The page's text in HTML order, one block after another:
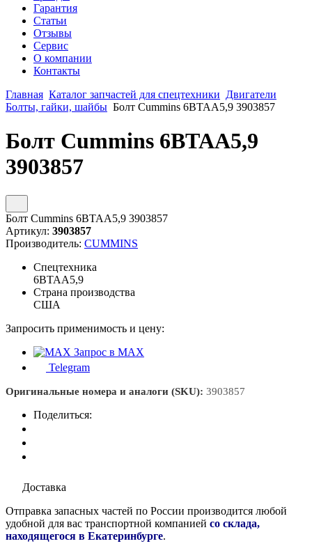
Гарантия
Статьи
Отзывы
Сервис
О компании
Контакты
Главная Каталог запчастей для спецтехники Двигатели
Болты, гайки, шайбы Болт Cummins 6BTAA5,9 3903857
Болт Cummins 6BTAA5,9
3903857
Болт Cummins 6BTAA5,9 3903857
Артикул: 3903857
Производитель: CUMMINS
Спецтехника
6BTAA5,9
Страна производства
США
Запросить применимость и цену:
Запрос в MAX
Telegram
Оригинальные номера и аналоги (SKU): 3903857
Поделиться:
Доставка
Отправка запасных частей по России производится любой
удобной для вас транспортной компанией со склада,
находящегося в Екатеринбурге.